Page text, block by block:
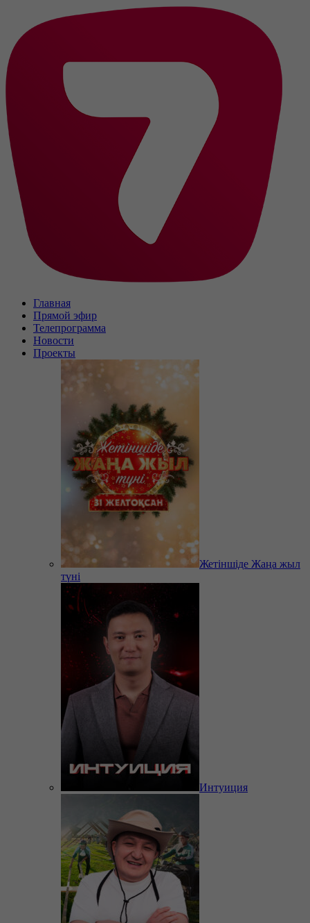
Главная
Прямой эфир
Телепрограмма
Новости
Проекты
Жетіншіде Жаңа жыл
түні
Интуиция